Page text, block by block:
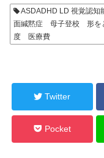
ASDADHD LD 視覚認
面緘黙症 母子登校 形を
度 医療費
Twitter
Pocket